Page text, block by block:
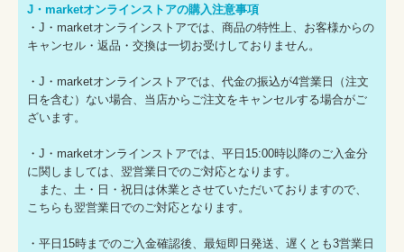
大特価
国内航空券・新幹線・夜行バスなど旅行商品
J・marketオンラインストアの購入注意事項
・J・marketオンラインストアでは、商品の特性上、お客様からの
キャンセル・返品・交換は一切お受けしておりません。
・J・marketオンラインストアでは、代金の振込が4営業日（注文
日を含む）ない場合、当店からご注文をキャンセルする場合がご
ざいます。
・J・marketオンラインストアでは、平日15:00時以降のご入金分
に関しましては、翌営業日でのご対応となります。
また、土・日・祝日は休業とさせていただいておりますので、
こちらも翌営業日でのご対応となります。
・平日15時までのご入金確認後、最短即日発送、遅くとも3営業日